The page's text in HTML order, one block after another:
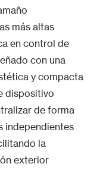
más altas
en control de
con una
y compacta
dispositivo
de forma
independientes
la
exterior